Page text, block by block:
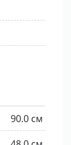
90.0 см